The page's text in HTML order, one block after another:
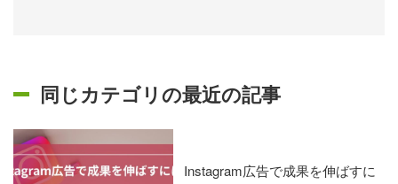
同じカテゴリの最近の記事
Instagram広告で成果を伸ばすに